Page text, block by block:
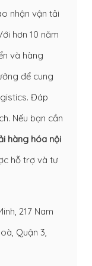
nhận vận tải
hơn 10 năm
và hàng
để cung
Đáp
Nếu bạn cần
hàng hóa nội
hỗ trợ và tư
217 Nam
Quận 3,